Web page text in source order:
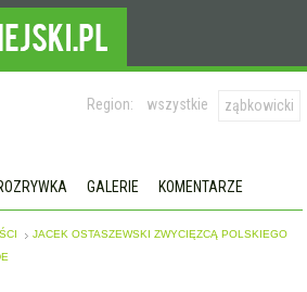
Region: wszystkie ząbkowicki
GALERIE KOMENTARZE
JACEK OSTASZEWSKI ZWYCIĘZCĄ POLSKIEGO